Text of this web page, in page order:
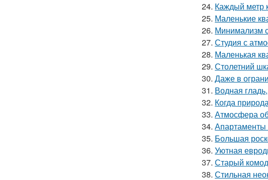
24. Каждый метр
25. Маленькие
26. Минимализм
27. Студия с
28. Маленькая
29. Столетний
30. Даже в
31. Водная
32. Когда
33. Атмосфера
34. Апартаменты
35. Большая
36. Уютная
37. Старый
38. Стильная